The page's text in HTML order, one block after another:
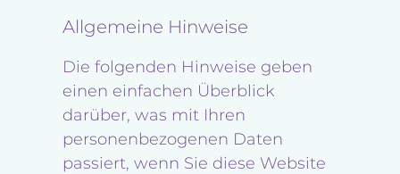
Allgemeine Hinweise
Die folgenden Hinweise geben
einen einfachen Überblick
darüber, was mit Ihren
personenbezogenen Daten
passiert, wenn Sie diese Website